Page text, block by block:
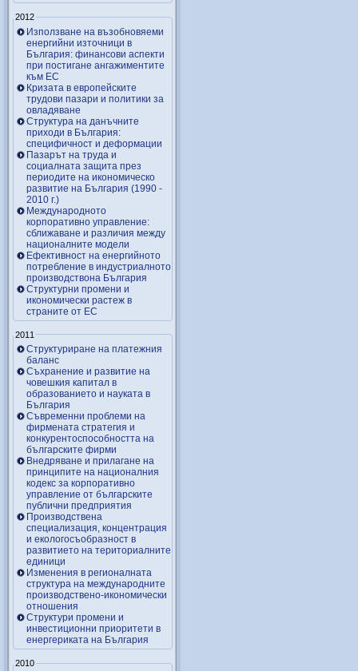
2012
Използване на възобновяеми
енергийни източници в
България: финансови аспекти
при постигане ангажиментите
към ЕС
Кризата в европейските
трудови пазари и политики за
овладяване
Структура на данъчните
приходи в България:
специфичност и деформации
Пазарът на труда и
социалната защита през
периодите на икономическо
развитие на България (1990 -
2010 г.)
Международното
корпоративно управление:
сближаване и различия между
националните модели
Ефективност на енергийното
потребление в индустриалното
производствона България
Структурни промени и
икономически растеж в
страните от ЕС
2011
Структуриране на платежния
баланс
Съхранение и развитие на
човешкия капитал в
образованието и науката в
България
Съвременни проблеми на
фирмената стратегия и
конкурентоспособността на
българските фирми
Внедряване и прилагане на
принципите на националния
кодекс за корпоративно
управление от българските
публични предприятия
Производствена
специализация, концентрация
и екологосъобразност в
развитието на териториалните
единици
Изменения в регионалната
структура на международните
производствено-икономически
отношения
Структури промени и
инвестиционни приоритети в
енергериката на България
2010